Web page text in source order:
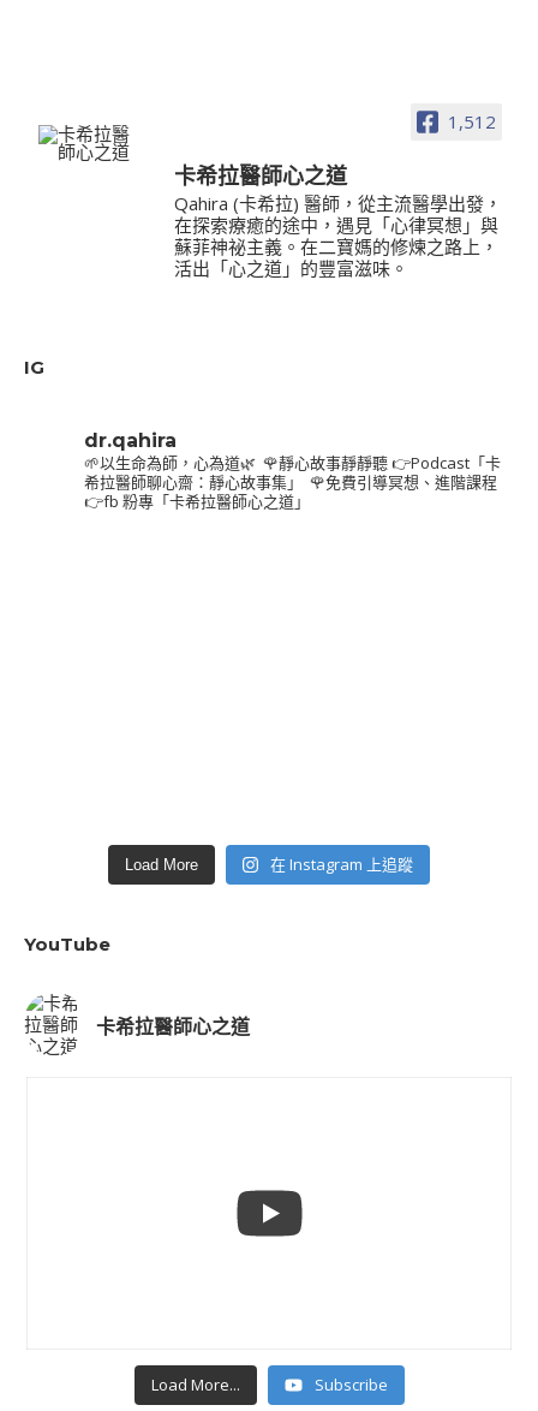
1,512
卡希拉醫師心之道
Qahira (卡希拉) 醫師，從主流醫學出發，
在探索療癒的途中，遇見「心律冥想」與
蘇菲神祕主義。在二寶媽的修煉之路上，
活出「心之道」的豐富滋味。
IG
dr.qahira
🌱以生命為師，心為道🌿⁣ 🌹靜心故事靜靜聽⁣👉Podcast「卡
希拉醫師聊心齋：靜心故事集」⁣
🌹免費引導冥想、進階課程⁣
👉fb 粉專「卡希拉醫師心之道」
Load More 在 Instagram 上追蹤
YouTube
卡希拉醫師心之道
Load More... Subscribe